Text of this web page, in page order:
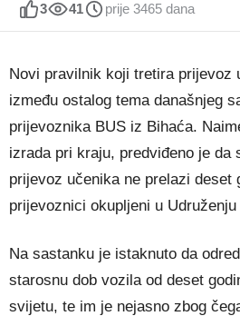
3 41 prije 3465 dana
Novi pravilnik koji tretira prijevoz
između ostalog tema današnjeg
prijevoznika BUS iz Bihaća.
izrada pri kraju, predviđeno je da
prijevoz učenika ne prelazi deset
prijevoznici okupljeni u
Na sastanku je istaknuto da
starosnu dob vozila od deset
svijetu, te im je nejasno zbog